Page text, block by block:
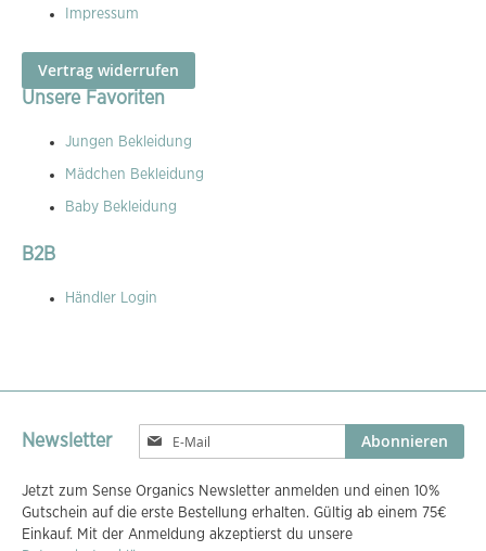
Impressum
Vertrag widerrufen
Unsere Favoriten
Jungen Bekleidung
Mädchen Bekleidung
Baby Bekleidung
B2B
Händler Login
Newsletter
Melden
Sie
für
unseren
Newsletter
Abonnieren
Jetzt zum Sense Organics Newsletter anmelden und einen 10%
Gutschein auf die erste Bestellung erhalten. Gültig ab einem 75€
Einkauf. Mit der Anmeldung akzeptierst du unsere